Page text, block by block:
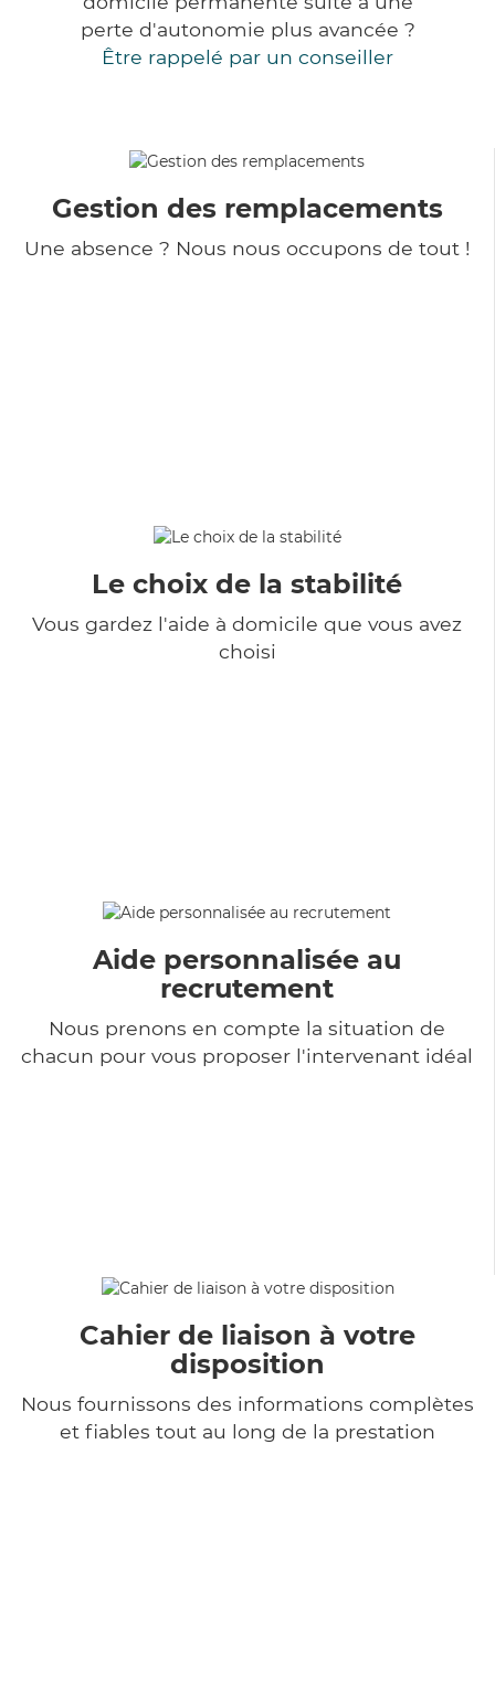
perte d'autonomie plus avancée ?
Être rappelé par un conseiller
Gestion des remplacements
Une absence ? Nous nous occupons de tout !
Le choix de la stabilité
Vous gardez l'aide à domicile que vous avez
choisi
Aide personnalisée au
recrutement
Nous prenons en compte la situation de
chacun pour vous proposer l'intervenant idéal
Cahier de liaison à votre
disposition
Nous fournissons des informations complètes
et fiables tout au long de la prestation